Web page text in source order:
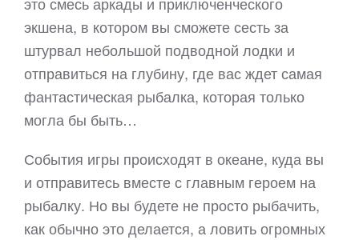
экшена, в котором вы сможете сесть за
штурвал небольшой подводной лодки и
отправиться на глубину, где вас ждет самая
фантастическая рыбалка, которая только
могла бы быть…
События игры происходят в океане, куда вы
и отправитесь вместе с главным героем на
рыбалку. Но вы будете не просто рыбачить,
как обычно это делается, а ловить огромных